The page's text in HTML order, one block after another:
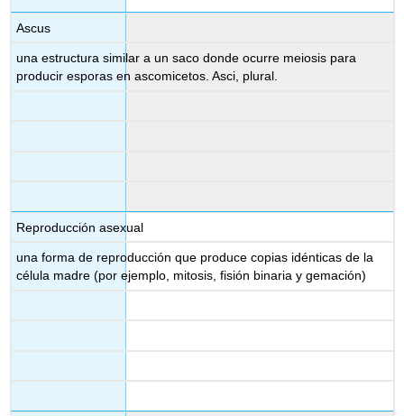
Ascus
una estructura similar a un saco donde ocurre meiosis para
producir esporas en ascomicetos. Asci, plural.
Reproducción asexual
una forma de reproducción que produce copias idénticas de la
célula madre (por ejemplo, mitosis, fisión binaria y gemación)